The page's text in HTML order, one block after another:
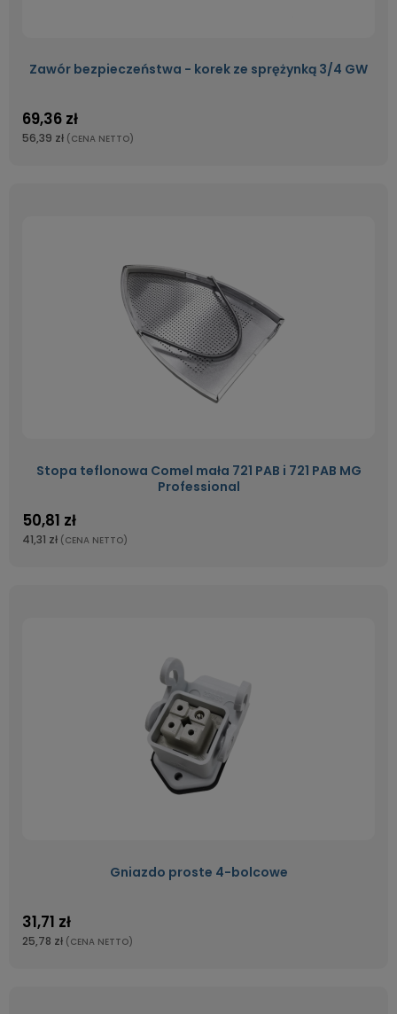
Zawór bezpieczeństwa - korek ze sprężynką 3/4 GW
69,36 zł
56,39 zł (CENA NETTO)
Stopa teflonowa Comel mała 721 PAB i 721 PAB MG
Professional
50,81 zł
41,31 zł (CENA NETTO)
Gniazdo proste 4-bolcowe
31,71 zł
25,78 zł (CENA NETTO)